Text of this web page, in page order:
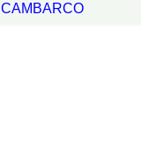
CAMBARCO